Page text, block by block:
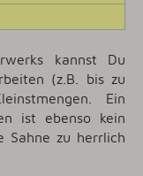
kannst Du
(z.B. bis zu
Ein
ist ebenso kein
Sahne zu herrlich